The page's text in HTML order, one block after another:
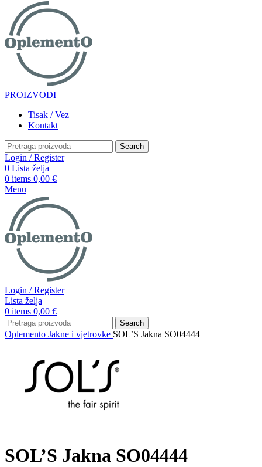
PROIZVODI
Tisak / Vez
Kontakt
Search
Login / Register
0 Lista želja
0 items 0,00 €
Menu
Login / Register
Lista želja
0 items 0,00 €
Search
Oplemento Jakne i vjetrovke SOL’S Jakna SO04444
SOL’S Jakna SO04444